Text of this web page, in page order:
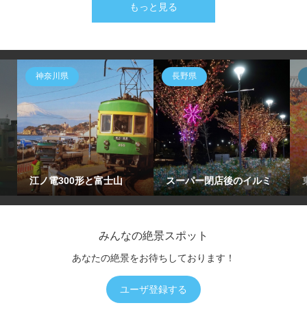
もっと見る
神奈川県
江ノ電300形と富士山
長野県
スーパー閉店後のイルミ
みんなの絶景スポット
あなたの絶景をお待ちしております！
ユーザ登録する